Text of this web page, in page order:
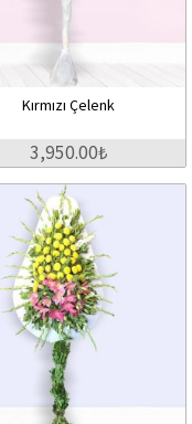
Kırmızı Çelenk
3,950.00₺